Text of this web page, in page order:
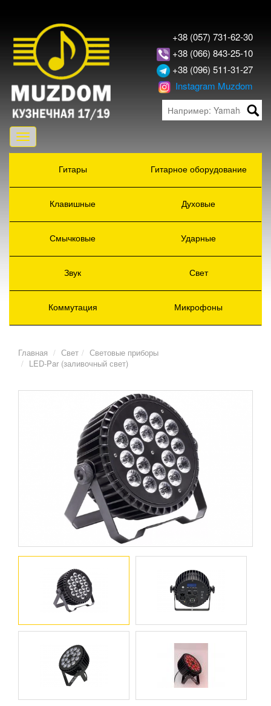
+38 (057) 731-62-30
+38 (066) 843-25-10
+38 (096) 511-31-27
Instagram Muzdom
Toggle
navigation
Гитары
Гитарное оборудование
Клавишные Духовые
Смычковые Ударные
Звук Свет
Коммутация Микрофоны
Главная Свет
Световые приборы
LED-Par (заливочный свет)